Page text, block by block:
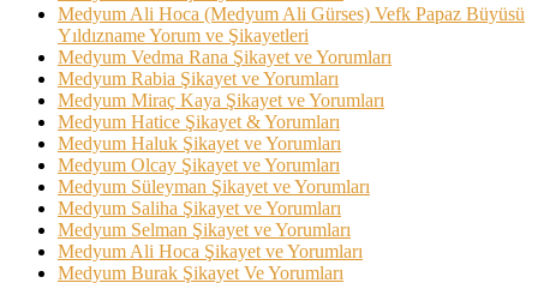
Medyum Ali Hoca (Medyum Ali Gürses) Vefk Papaz Büyüsü
Yıldızname Yorum ve Şikayetleri
Medyum Vedma Rana Şikayet ve Yorumları
Medyum Rabia Şikayet ve Yorumları
Medyum Miraç Kaya Şikayet ve Yorumları
Medyum Hatice Şikayet & Yorumları
Medyum Haluk Şikayet ve Yorumları
Medyum Olcay Şikayet ve Yorumları
Medyum Süleyman Şikayet ve Yorumları
Medyum Saliha Şikayet ve Yorumları
Medyum Selman Şikayet ve Yorumları
Medyum Ali Hoca Şikayet ve Yorumları
Medyum Burak Şikayet Ve Yorumları